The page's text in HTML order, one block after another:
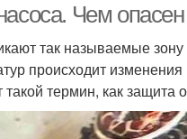
Чем
так называемые зону
происходит изменения
термин, как защита